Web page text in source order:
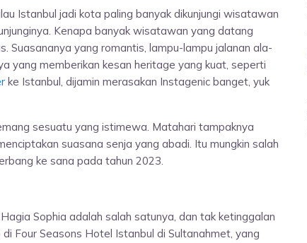
Istanbul jadi kota paling banyak dikunjungi wisatawan
Kenapa banyak wisatawan yang datang
Suasananya yang romantis, lampu-lampu jalanan ala-
yang memberikan kesan heritage yang kuat, seperti
ke Istanbul, dijamin merasakan Instagenic banget, yuk
sesuatu yang istimewa. Matahari tampaknya
suasana senja yang abadi. Itu mungkin salah
ke sana pada tahun 2023.
Sophia adalah salah satunya, dan tak ketinggalan
Four Seasons Hotel Istanbul di Sultanahmet, yang